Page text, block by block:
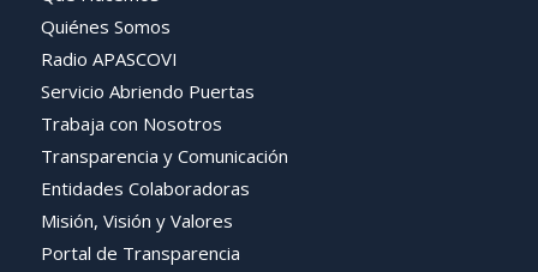
Quiénes Somos
Radio APASCOVI
Servicio Abriendo Puertas
Trabaja con Nosotros
Transparencia y Comunicación
Entidades Colaboradoras
Misión, Visión y Valores
Portal de Transparencia